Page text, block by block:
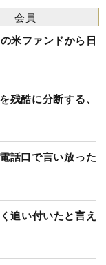
米ファンドから日
残酷に分断する、
話口で言い放った
追い付いたと言え
会員